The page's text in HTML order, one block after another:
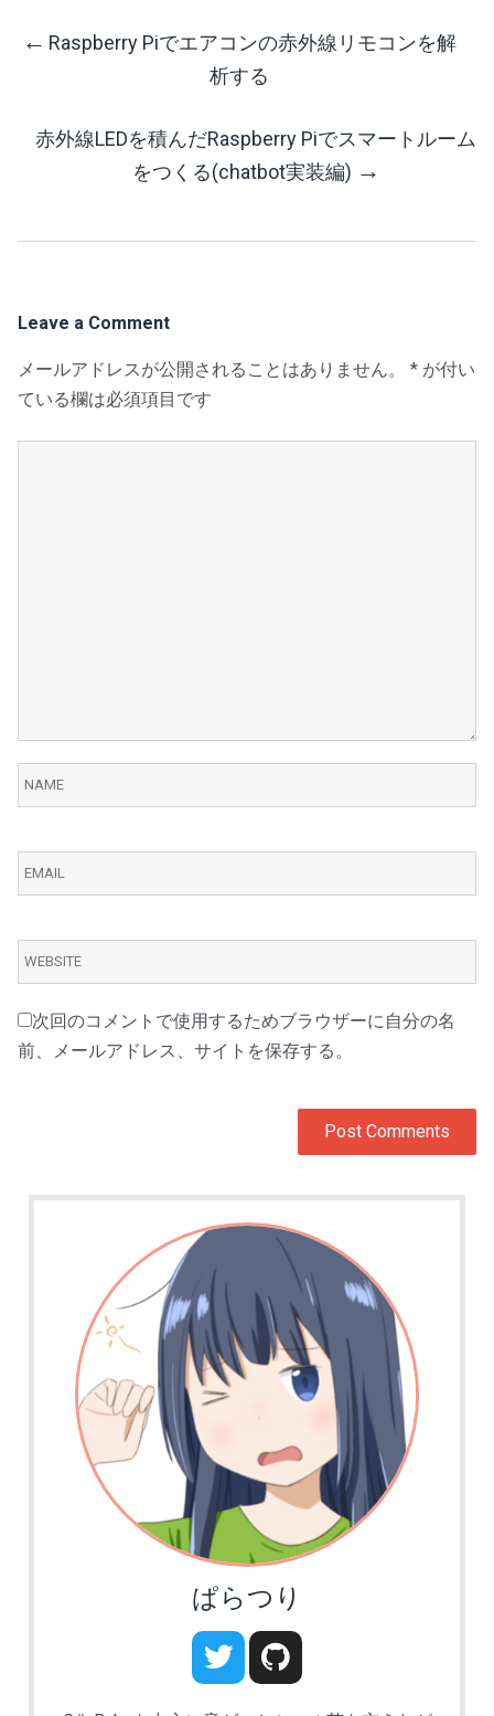
Post
navigation
← Raspberry Piでエアコンの赤外線リモコンを解
析する
赤外線LEDを積んだRaspberry Piでスマートルーム
をつくる(chatbot実装編) →
Leave a Comment
メールアドレスが公開されることはありません。 *が付い
ている欄は必須項目です
次回のコメントで使用するためブラウザーに自分の名
前、メールアドレス、サイトを保存する。
ぱらつり